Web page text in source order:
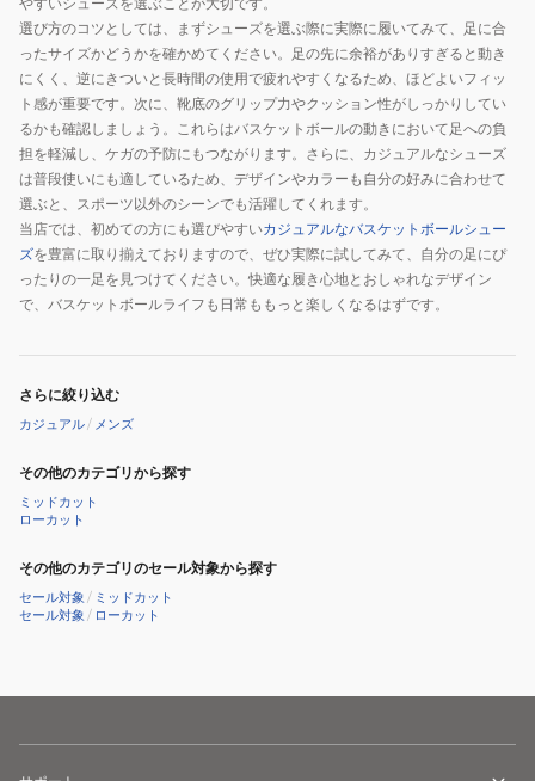
選び方のコツとしては、まずシューズを選ぶ際に実際に履いてみて、足に合
ったサイズかどうかを確かめてください。足の先に余裕がありすぎると動き
にくく、逆にきついと長時間の使用で疲れやすくなるため、ほどよいフィッ
ト感が重要です。次に、靴底のグリップ力やクッション性がしっかりしてい
るかも確認しましょう。これらはバスケットボールの動きにおいて足への負
担を軽減し、ケガの予防にもつながります。さらに、カジュアルなシューズ
は普段使いにも適しているため、デザインやカラーも自分の好みに合わせて
選ぶと、スポーツ以外のシーンでも活躍してくれます。
当店では、初めての方にも選びやすいカジュアルなバスケットボールシュー
ズを豊富に取り揃えておりますので、ぜひ実際に試してみて、自分の足にぴ
ったりの一足を見つけてください。快適な履き心地とおしゃれなデザイン
で、バスケットボールライフも日常ももっと楽しくなるはずです。
さらに絞り込む
カジュアル/ メンズ
その他のカテゴリから探す
ミッドカット
ローカット
その他のカテゴリのセール対象から探す
セール対象 / ミッドカット
セール対象 / ローカット